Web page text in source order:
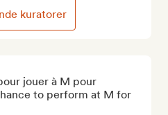
jouer à M pour
to perform at M for
kuratorer